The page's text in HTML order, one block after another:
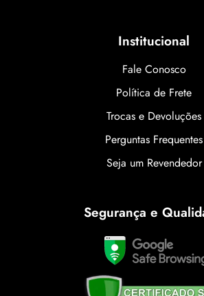
Institucional
Fale Conosco
Política de Frete
Trocas e Devoluções
Perguntas Frequentes
Seja um Revendedor
Segurança e